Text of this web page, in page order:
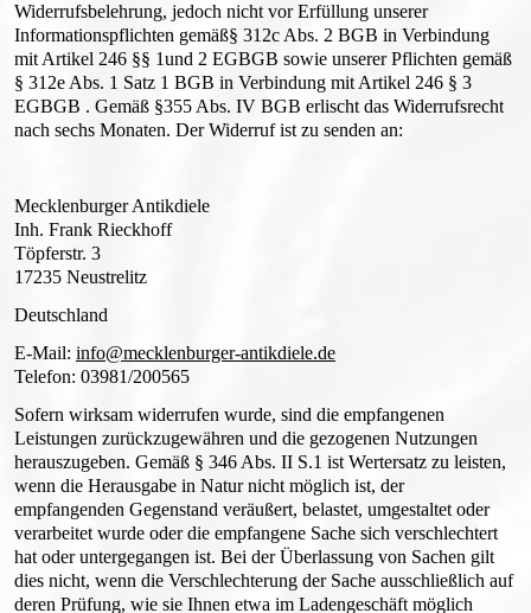
Widerrufsbelehrung, jedoch nicht vor Erfüllung unserer
Informationspflichten gemäß§ 312c Abs. 2 BGB in Verbindung
mit Artikel 246 §§ 1und 2 EGBGB sowie unserer Pflichten gemäß
§ 312e Abs. 1 Satz 1 BGB in Verbindung mit Artikel 246 § 3
EGBGB . Gemäß §355 Abs. IV BGB erlischt das Widerrufsrecht
nach sechs Monaten. Der Widerruf ist zu senden an:
Mecklenburger Antikdiele
Inh. Frank Rieckhoff
Töpferstr. 3
17235 Neustrelitz
Deutschland
E-Mail: info@mecklenburger-antikdiele.de
Telefon: 03981/200565
Sofern wirksam widerrufen wurde, sind die empfangenen
Leistungen zurückzugewähren und die gezogenen Nutzungen
herauszugeben. Gemäß § 346 Abs. II S.1 ist Wertersatz zu leisten,
wenn die Herausgabe in Natur nicht möglich ist, der
empfangenden Gegenstand veräußert, belastet, umgestaltet oder
verarbeitet wurde oder die empfangene Sache sich verschlechtert
hat oder untergegangen ist. Bei der Überlassung von Sachen gilt
dies nicht, wenn die Verschlechterung der Sache ausschließlich auf
deren Prüfung, wie sie Ihnen etwa im Ladengeschäft möglich